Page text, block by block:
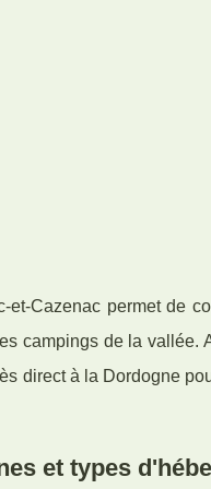
et-Cazenac permet de
campings de la
direct à la Dordogne
et types